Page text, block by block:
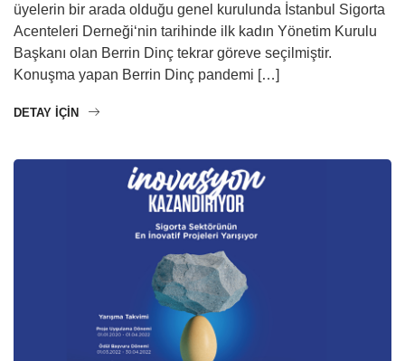
üyelerin bir arada olduğu genel kurulunda İstanbul Sigorta
Acenteleri Derneği‘nin tarihinde ilk kadın Yönetim Kurulu
Başkanı olan Berrin Dinç tekrar göreve seçilmiştir.
Konuşma yapan Berrin Dinç pandemi […]
DETAY IÇIN